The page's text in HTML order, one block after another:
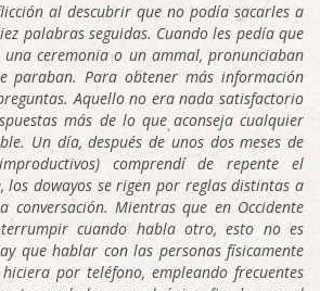
al descubrir que no podía sacarles a
palabras seguidas. Cuando les pedía que
una ceremonia o un ammal, pronunciaban
paraban. Para obtener más información
Aquello no era nada satisfactorio
más de lo que aconseja cualquier
Un día, después de unos dos meses de
comprendí de repente el
los dowayos se rigen por reglas distintas a
conversación. Mientras que en Occidente
cuando habla otro, esto noes
que hablar con las personas físicamente
hiciera por teléfono, empleando frecuentes